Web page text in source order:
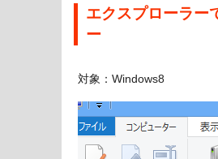
エクスプローラー
ー
対象：Windows8